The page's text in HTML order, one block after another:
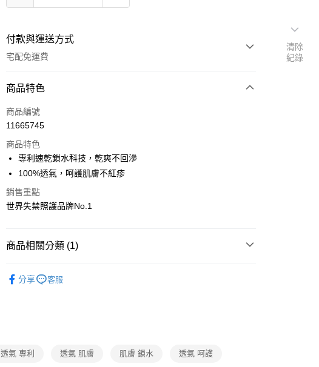
付款與運送方式
宅配免運費
付款方式
全家線上支付
運送方式
本島宅配-活動商品
免運費
離島宅配-常溫商品
商品特色
商品編號
11665745
商品特色
專利速乾鎖水科技，乾爽不回滲
100%透氣，呵護肌膚不紅疹
銷售重點
世界失禁照護品牌No.1
商品相關分類 (1)
分享
客服
透氣 專利 透氣 肌膚 肌膚 鎖水 透氣 呵護
清除
紀錄